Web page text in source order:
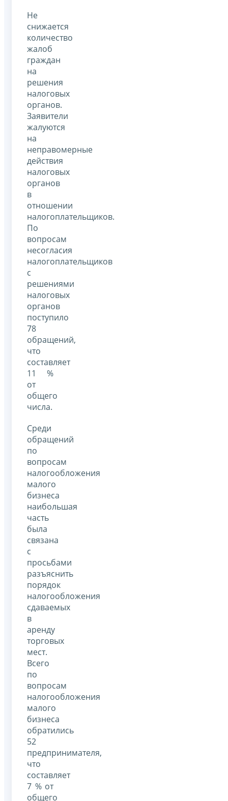
Не
снижается
количество
жалоб
граждан
на
решения
налоговых
органов.
Заявители
жалуются
на
неправомерные
действия
налоговых
органов
в
отношении
налогоплательщиков.
По
вопросам
несогласия
налогоплательщиков
с
решениями
налоговых
органов
поступило
78
обращений,
что
составляет
11 %
от
общего
числа.
Среди
обращений
по
вопросам
налогообложения
малого
бизнеса
наибольшая
часть
была
связана
с
просьбами
разъяснить
порядок
налогообложения
сдаваемых
в
аренду
торговых
мест.
Всего
по
вопросам
налогообложения
малого
бизнеса
обратились
52
предпринимателя,
что
составляет
7 % от
общего